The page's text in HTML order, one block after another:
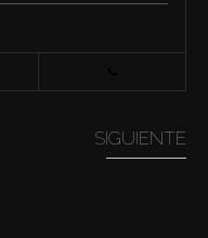
SIGUIENTE